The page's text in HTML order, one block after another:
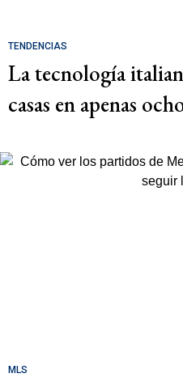
TENDENCIAS
La tecnología
casas en apenas
MLS